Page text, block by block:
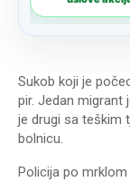
Sukob koji je
pir. Jedan migrant
je drugi sa teškim
bolnicu.
Policija po